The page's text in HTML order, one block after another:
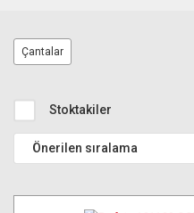
Canon R6 Mark III
Çantalar
Stoktakiler